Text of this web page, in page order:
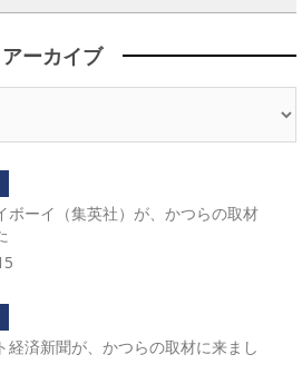
アーカイブ
ボーイ（集英社）が、かつらの取材
経済新聞が、かつらの取材に来まし